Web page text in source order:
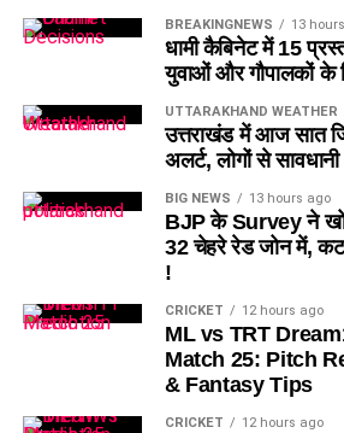
BREAKINGNEWS 13
धामी कैबिनेट में 15
युवाओं और गौपालकों
UTTARAKHAND WEATHER
उत्तराखंड में आज सात
अलर्ट, लोगों से
BIG NEWS 13 hours ago
BJP के Survey ने
32 चेहरे रेड जोन में,
!
CRICKET 12 hours ago
ML vs TRT
Match 25: Pitch
& Fantasy Tips
CRICKET 12 hours ago